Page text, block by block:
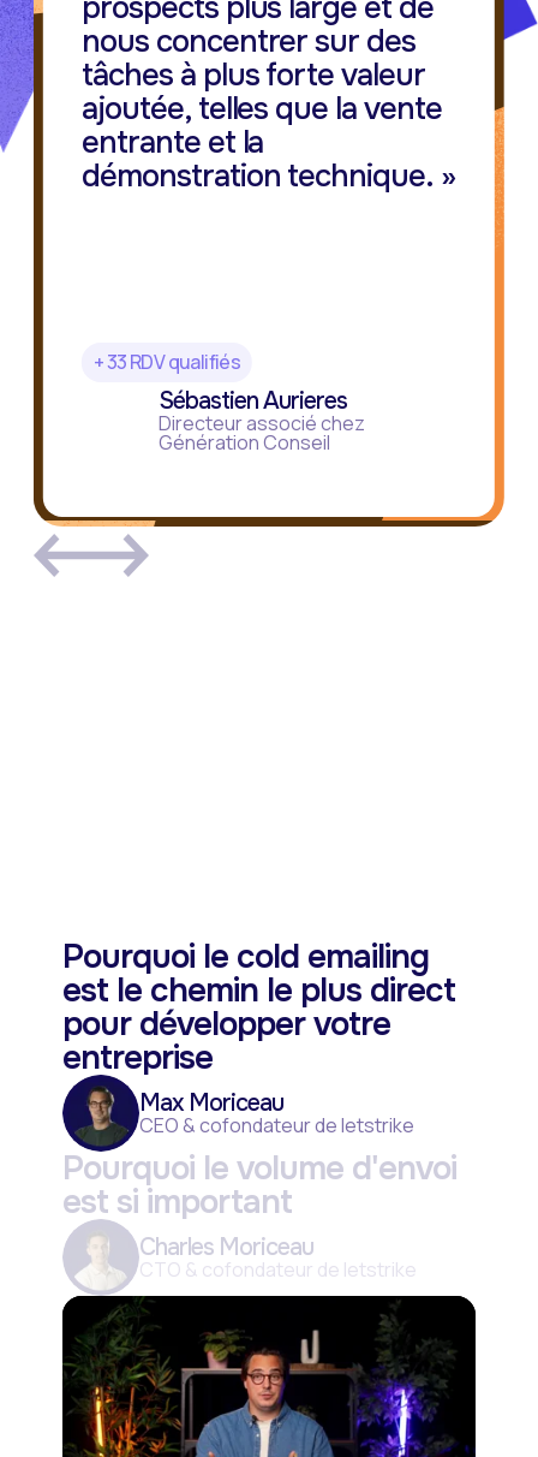
prospects plus large et de
nous concentrer sur des
tâches à plus forte valeur
ajoutée, telles que la vente
entrante et la
démonstration technique. »
+ 33 RDV qualifiés
Sébastien Aurieres
Directeur associé chez
Génération Conseil
Pourquoi le cold emailing
est le chemin le plus direct
pour développer votre
entreprise
Max Moriceau
CEO & cofondateur de letstrike
Pourquoi le volume d'envoi
est si important
Charles Moriceau
CTO & cofondateur de letstrike